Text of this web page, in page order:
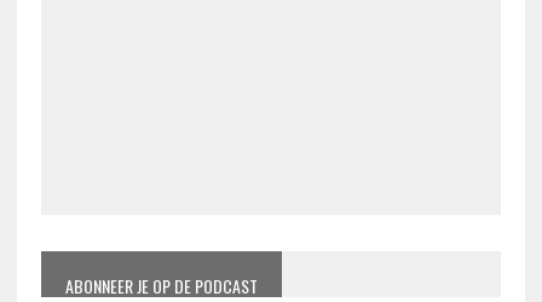
ABONNEER JE OP DE PODCAST